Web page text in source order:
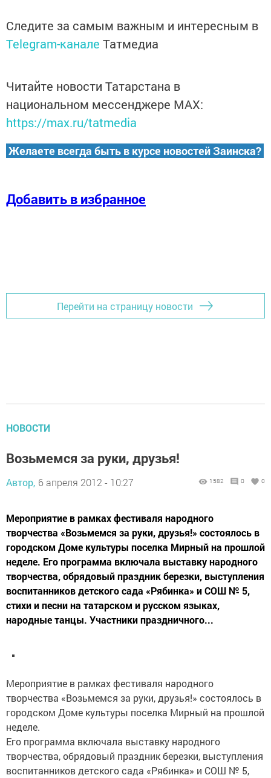
Следите за самым важным и интересным в
Telegram-канале Татмедиа
Читайте новости Татарстана в
национальном мессенджере MАХ:
https://max.ru/tatmedia
Желаете всегда быть в курсе новостей Заинска?
Добавить в избранное
Перейти на страницу новости
НОВОСТИ
Возьмемся за руки, друзья!
Автор, 6 апреля 2012 - 10:27 1582 0 0
Мероприятие в рамках фестиваля народного
творчества «Возьмемся за руки, друзья!» состоялось в
городском Доме культуры поселка Мирный на прошлой
неделе. Его программа включала выставку народного
творчества, обрядовый праздник березки, выступления
воспитанников детского сада «Рябинка» и СОШ № 5,
стихи и песни на татарском и русском языках,
народные танцы. Участники праздничного...
Мероприятие в рамках фестиваля народного
творчества «Возьмемся за руки, друзья!» состоялось в
городском Доме культуры поселка Мирный на прошлой
неделе.
Его программа включала выставку народного
творчества, обрядовый праздник березки, выступления
воспитанников детского сада «Рябинка» и СОШ № 5,